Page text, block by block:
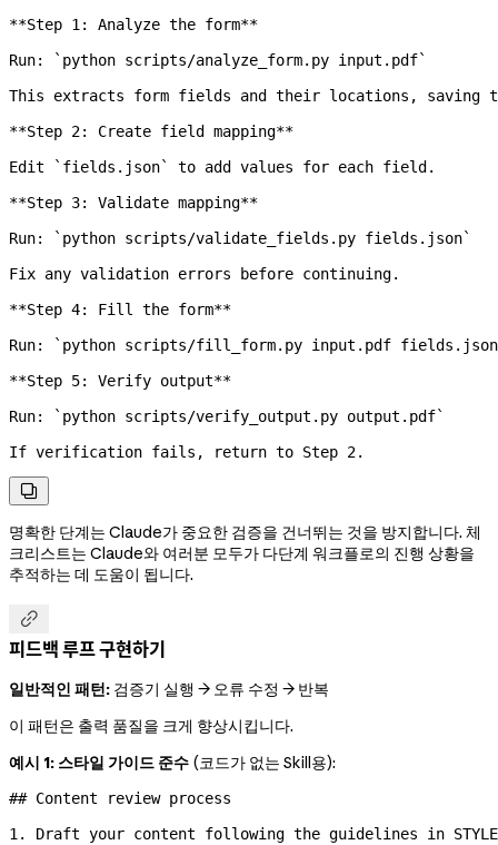
**Step 1: Analyze the form**
Run:
`python scripts/analyze_form.py input.pdf`
This extracts form fields and their locations, saving
**Step 2: Create field mapping**
Edit
`fields.json`
to add values for each field.
**Step 3: Validate mapping**
Run:
`python scripts/validate_fields.py fields.json`
Fix any validation errors before continuing.
**Step 4: Fill the form**
Run:
`python scripts/fill_form.py input.pdf
**Step 5: Verify output**
Run:
`python scripts/verify_output.py output.pdf`
If verification fails, return to Step 2.

명확한 단계는 Claude가 중요한 검증을 건너뛰는 것을 방지합니다. 체
크리스트는 Claude와 여러분 모두가 다단계 워크플로의 진행 상황을
추적하는 데 도움이 됩니다.

피드백 루프 구현하기
일반적인 패턴: 검증기 실행 → 오류 수정 → 반복
이 패턴은 출력 품질을 크게 향상시킵니다.
예시 1: 스타일 가이드 준수 (코드가 없는 Skill용):
## Content review process
1.
Draft your content following the guidelines in